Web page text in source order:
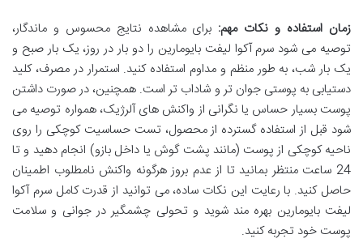
زمان استفاده و نکات مهم: برای مشاهده نتایج محسوس و ماندگار،
توصیه می شود سرم آکوا لیفت بایومارین را دو بار در روز، یک بار صبح و
یک بار شب، به طور منظم و مداوم استفاده کنید. استمرار در مصرف، کلید
دستیابی به پوستی جوان تر و شاداب تر است. همچنین، در صورت داشتن
پوست بسیار حساس یا نگرانی از واکنش های آلرژیک، همواره توصیه می
شود قبل از استفاده گسترده از محصول، تست حساسیت کوچکی را روی
ناحیه کوچکی از پوست (مانند پشت گوش یا داخل بازو) انجام دهید و تا
24 ساعت منتظر بمانید تا از عدم بروز هرگونه واکنش نامطلوب اطمینان
حاصل کنید. با رعایت این نکات ساده، می توانید از قدرت کامل سرم آکوا
لیفت بایومارین بهره مند شوید و تحولی چشمگیر در جوانی و سلامت
پوست خود تجربه کنید.